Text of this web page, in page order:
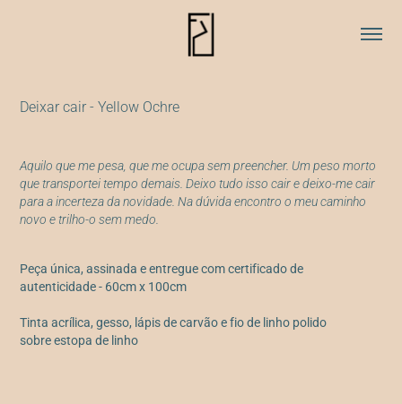
Deixar cair - Yellow Ochre
Aquilo que me pesa, que me ocupa sem preencher. Um peso morto
que transportei tempo demais. Deixo tudo isso cair e deixo-me cair
para a incerteza da novidade. Na dúvida encontro o meu caminho
novo e trilho-o sem medo.
Peça única, assinada e entregue com certificado de
autenticidade - 60cm x 100cm
Tinta acrílica, gesso, lápis de carvão e fio de linho polido
sobre estopa de linho